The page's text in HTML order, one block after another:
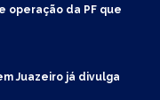
operação da PF que
Juazeiro já divulga